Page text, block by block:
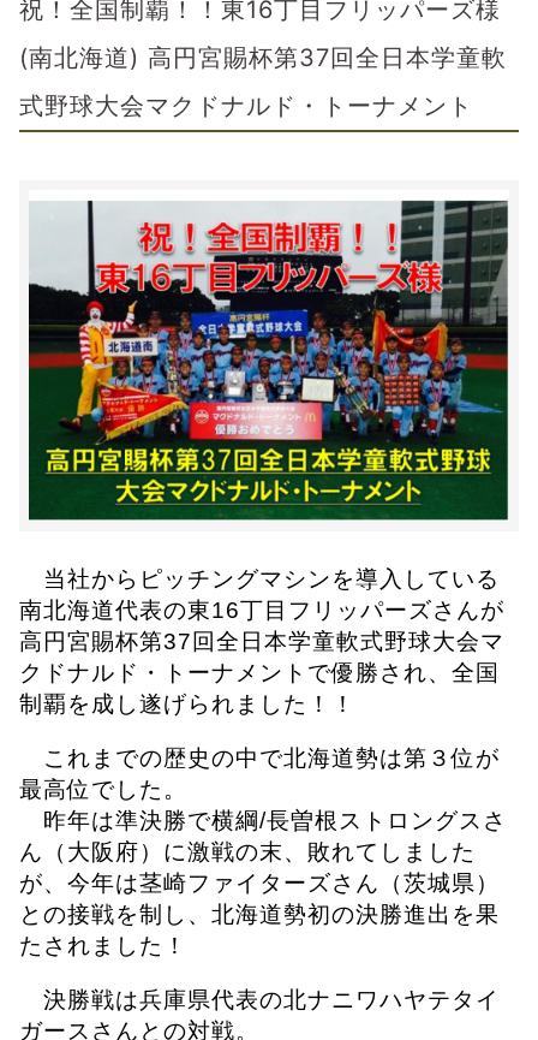
祝！全国制覇！！東16丁目フリッパーズ様
(南北海道) 高円宮賜杯第37回全日本学童軟
式野球大会マクドナルド・トーナメント
当社からピッチングマシンを導入している
南北海道代表の東16丁目フリッパーズさんが
高円宮賜杯第37回全日本学童軟式野球大会マ
クドナルド・トーナメントで優勝され、全国
制覇を成し遂げられました！！
これまでの歴史の中で北海道勢は第３位が
最高位でした。
昨年は準決勝で横綱/長曽根ストロングスさ
ん（大阪府）に激戦の末、敗れてしました
が、今年は茎崎ファイターズさん（茨城県）
との接戦を制し、北海道勢初の決勝進出を果
たされました！
決勝戦は兵庫県代表の北ナニワハヤテタイ
ガースさんとの対戦。